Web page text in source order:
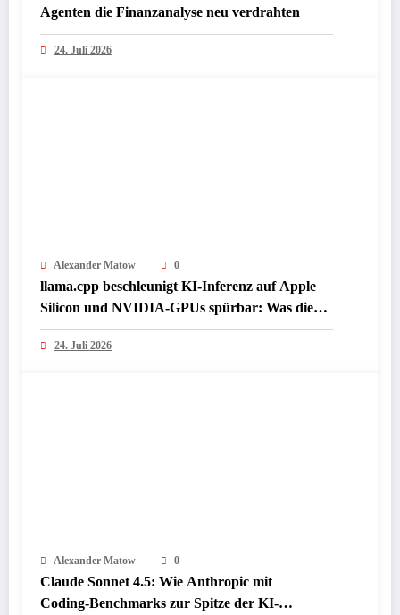
Agenten die Finanzanalyse neu verdrahten
24. Juli 2026
Alexander Matow 0
llama.cpp beschleunigt KI-Inferenz auf Apple
Silicon und NVIDIA-GPUs spürbar: Was die
Presse jetzt über lokale LLM-Performance
berichtet
24. Juli 2026
Alexander Matow 0
Claude Sonnet 4.5: Wie Anthropic mit
Coding‑Benchmarks zur Spitze der KI-